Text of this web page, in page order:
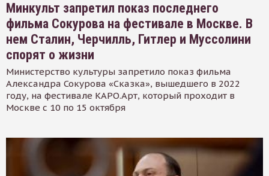
Минкульт запретил показ последнего
фильма Сокурова на фестивале в Москве. В
нем Сталин, Черчилль, Гитлер и Муссолини
спорят о жизни
Министерство культуры запретило показ фильма
Александра Сокурова «Сказка», вышедшего в 2022
году, на фестивале КАРО.Арт, который проходит в
Москве с 10 по 15 октября